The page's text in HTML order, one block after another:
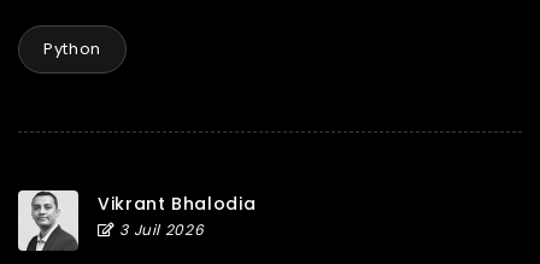
Python
Vikrant Bhalodia
3 Juil 2026